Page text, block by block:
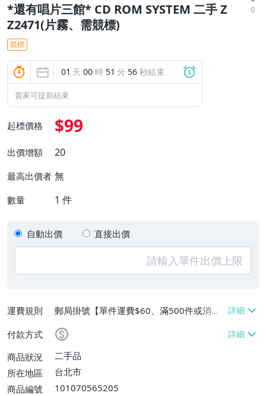
*還有唱片三館* CD ROM SYSTEM 二手 Z
Z2471(片霧、需競標)
0
競標
01 天 00 時 51 分 55 秒結束
賣家可提前結束
起標價格 $99
出價增額 20
最高出價者 無
數量 1 件
自動出價 直接出價
運費規則
郵局掛號【單件運費$60、滿500件或消費
滿$20000免運費】
付款方式
商品狀況
二手品
所在地區
台北市
商品編號
101070565205